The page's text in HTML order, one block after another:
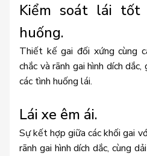
Kiểm soát lái
huống.
Thiết kế gai đối xứng cùng
chắc và rãnh gai hình dích
các tình huống lái.
Lái xe êm ái.
Sự kết hợp giữa các khối gai
rãnh gai hình dích dắc, cùng